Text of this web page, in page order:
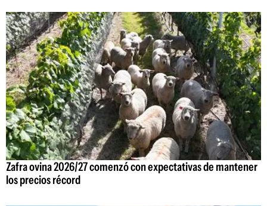
Zafra ovina 2026/27 comenzó con expectativas de mantener
los precios récord